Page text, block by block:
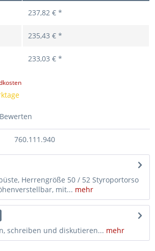
237,82 € *
235,43 € *
233,03 € *
Bewerten
760.111.940
Herrengröße 50 / 52 Styroportorso
mit... mehr
schreiben und diskutieren... mehr